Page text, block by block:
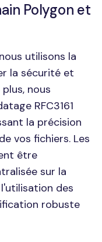
Polygon et
utilisons la
la sécurité et
nous
RFC3161
la précision
vos fichiers. Les
être
sur la
des
robuste